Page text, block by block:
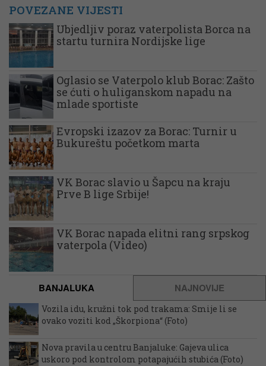
POVEZANE VIJESTI
Ubjedljiv poraz vaterpolista Borca na
startu turnira Nordijske lige
Oglasio se Vaterpolo klub Borac: Zašto
se ćuti o huliganskom napadu na
mlade sportiste
Evropski izazov za Borac: Turnir u
Bukureštu početkom marta
VK Borac slavio u Šapcu na kraju
Prve B lige Srbije!
VK Borac napada elitni rang srpskog
vaterpola (Video)
BANJALUKA NAJNOVIJE
Vozila idu, kružni tok pod trakama: Smije li se
ovako voziti kod „Škorpiona“ (Foto)
Nova pravila u centru Banjaluke: Gajeva ulica
uskoro pod kontrolom potapajućih stubića (Foto)